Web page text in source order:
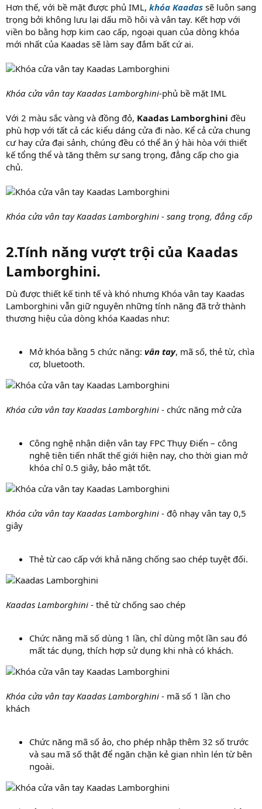
Hơn thế, với bề mặt được phủ IML, khóa Kaadas sẽ luôn sang
trọng bởi không lưu lại dấu mồ hôi và vân tay. Kết hợp với
viền bo bằng hợp kim cao cấp, ngoại quan của dòng khóa
mới nhất của Kaadas sẽ làm say đắm bất cứ ai.
Khóa cửa vân tay Kaadas Lamborghini-phủ bề mặt IML
Với 2 màu sắc vàng và đồng đỏ, Kaadas Lamborghini đều
phù hợp với tất cả các kiểu dáng cửa đi nào. Kể cả cửa chung
cư hay cửa đại sảnh, chúng đều có thể ăn ý hài hòa với thiết
kế tổng thể và tăng thêm sự sang trọng, đẳng cấp cho gia
chủ.
Khóa cửa vân tay Kaadas Lamborghini - sang trọng, đẳng cấp
2.Tính năng vượt trội của Kaadas
Lamborghini.
Dù được thiết kế tinh tế và khó nhưng Khóa vân tay Kaadas
Lamborghini vẫn giữ nguyên những tính năng đã trở thành
thương hiệu của dòng khóa Kaadas như:
Mở khóa bằng 5 chức năng: vân tay, mã số, thẻ từ, chìa
cơ, bluetooth.
Khóa cửa vân tay Kaadas Lamborghini - chức năng mở cửa
Công nghệ nhận diện vân tay FPC Thụy Điển – công
nghệ tiên tiến nhất thế giới hiện nay, cho thời gian mở
khóa chỉ 0.5 giây, bảo mật tốt.
Khóa cửa vân tay Kaadas Lamborghini - độ nhạy vân tay 0,5
giây
Thẻ từ cao cấp với khả năng chống sao chép tuyệt đối.
Kaadas Lamborghini - thẻ từ chống sao chép
Chức năng mã số dùng 1 lần, chỉ dùng một lần sau đó
mất tác dụng, thích hợp sử dụng khi nhà có khách.
Khóa cửa vân tay Kaadas Lamborghini - mã số 1 lần cho
khách
Chức năng mã số ảo, cho phép nhập thêm 32 số trước
và sau mã số thật để ngăn chặn kẻ gian nhìn lén từ bên
ngoài.